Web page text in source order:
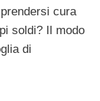
cura
soldi? Il modo
di